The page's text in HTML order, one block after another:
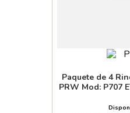
Paquete de 4
PRW Mod: P707